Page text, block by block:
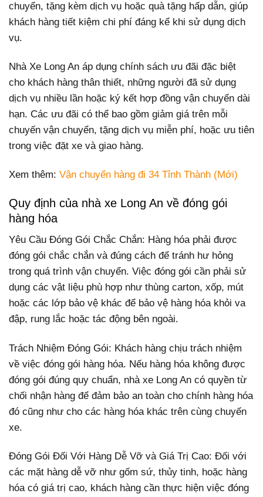
chuyển, tặng kèm dịch vụ hoặc quà tặng hấp dẫn, giúp
khách hàng tiết kiệm chi phí đáng kể khi sử dụng dịch
vụ.
Nhà Xe Long An áp dụng chính sách ưu đãi đặc biệt
cho khách hàng thân thiết, những người đã sử dụng
dịch vụ nhiều lần hoặc ký kết hợp đồng vận chuyển dài
hạn. Các ưu đãi có thể bao gồm giảm giá trên mỗi
chuyến vận chuyển, tặng dịch vụ miễn phí, hoặc ưu tiên
trong việc đặt xe và giao hàng.
Xem thêm: Vận chuyển hàng đi 34 Tỉnh Thành (Mới)
Quy định của nhà xe Long An về đóng gói
hàng hóa
Yêu Cầu Đóng Gói Chắc Chắn: Hàng hóa phải được
đóng gói chắc chắn và đúng cách để tránh hư hỏng
trong quá trình vận chuyển. Việc đóng gói cần phải sử
dụng các vật liệu phù hợp như thùng carton, xốp, mút
hoặc các lớp bảo vệ khác để bảo vệ hàng hóa khỏi va
đập, rung lắc hoặc tác động bên ngoài.
Trách Nhiệm Đóng Gói: Khách hàng chịu trách nhiệm
về việc đóng gói hàng hóa. Nếu hàng hóa không được
đóng gói đúng quy chuẩn, nhà xe Long An có quyền từ
chối nhận hàng để đảm bảo an toàn cho chính hàng hóa
đó cũng như cho các hàng hóa khác trên cùng chuyến
xe.
Đóng Gói Đối Với Hàng Dễ Vỡ và Giá Trị Cao: Đối với
các mặt hàng dễ vỡ như gốm sứ, thủy tinh, hoặc hàng
hóa có giá trị cao, khách hàng cần thực hiện việc đóng